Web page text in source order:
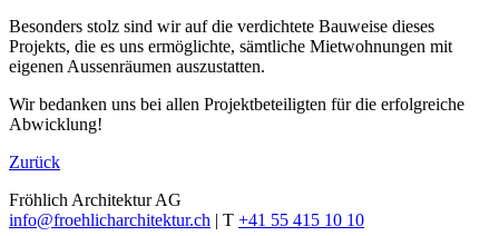
Besonders stolz sind wir auf die verdichtete Bauweise dieses
Projekts, die es uns ermöglichte, sämtliche Mietwohnungen mit
eigenen Aussenräumen auszustatten.
Wir bedanken uns bei allen Projektbeteiligten für die erfolgreiche
Abwicklung!
Zurück
Fröhlich Architektur AG
info@froehlicharchitektur.ch | T +41 55 415 10 10